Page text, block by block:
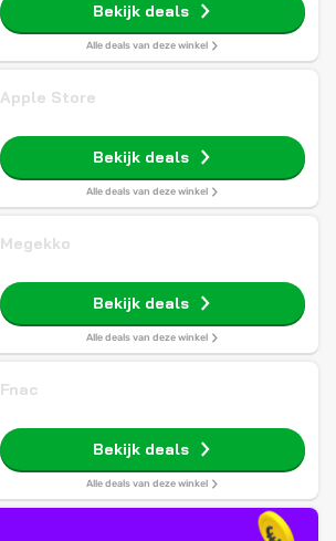
Bekijk deals
Alle deals van deze winkel
Apple Store
Bekijk deals
Alle deals van deze winkel
Megekko
Bekijk deals
Alle deals van deze winkel
Fnac
Bekijk deals
Alle deals van deze winkel